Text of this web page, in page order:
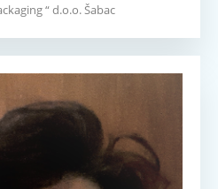
“ d.o.o. Šabac